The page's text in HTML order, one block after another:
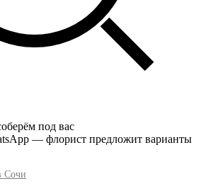
под вас
— флорист предложит варианты
Сочи